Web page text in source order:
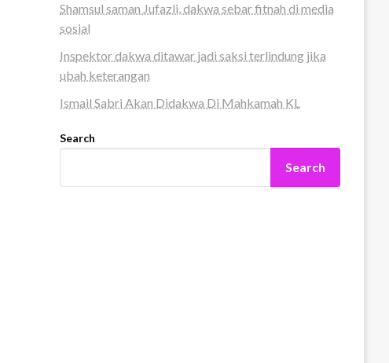
Shamsul saman Jufazli, dakwa sebar fitnah di media
sosial
Inspektor dakwa ditawar jadi saksi terlindung jika
ubah keterangan
Ismail Sabri Akan Didakwa Di Mahkamah KL
Search
Search